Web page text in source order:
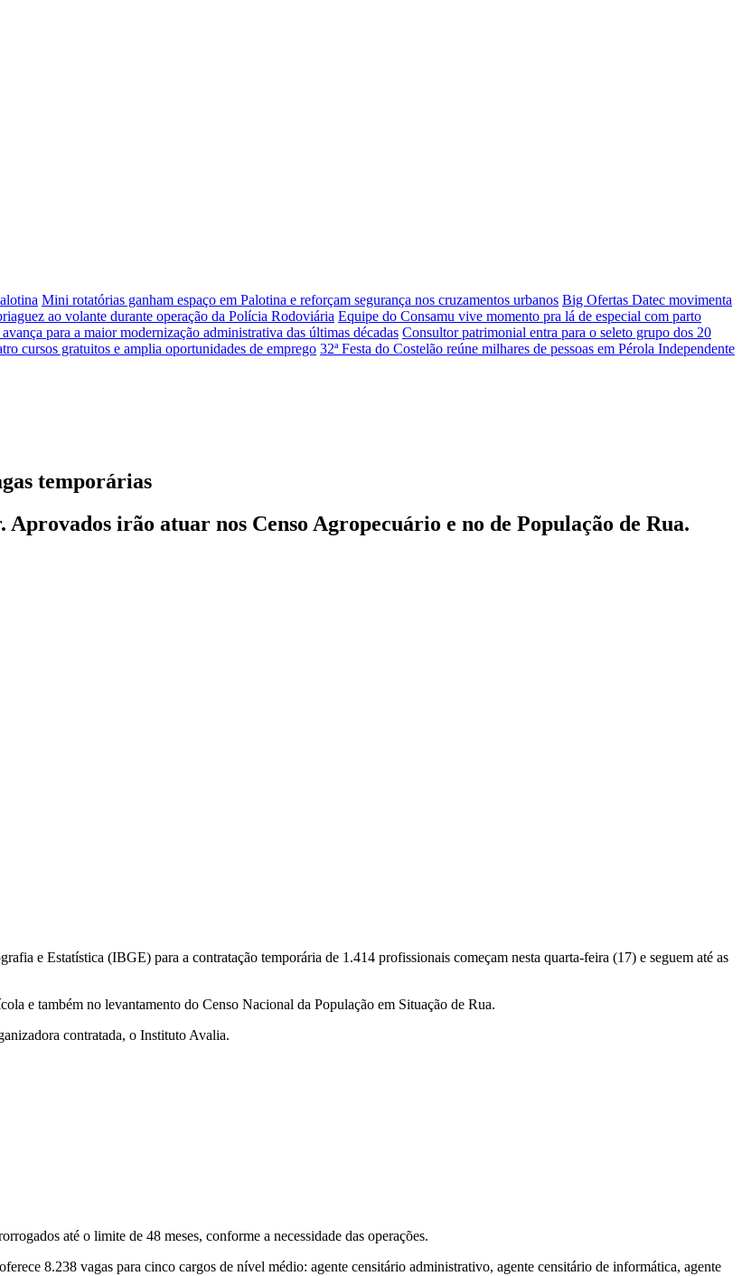
Mini rotatórias ganham espaço em Palotina e reforçam segurança nos cruzamentos urbanos Big Ofertas Datec movimenta
ao volante durante operação da Polícia Rodoviária Equipe do Consamu vive momento pra lá de especial com parto
para a maior modernização administrativa das últimas décadas Consultor patrimonial entra para o seleto grupo dos 20
cursos gratuitos e amplia oportunidades de emprego 32ª Festa do Costelão reúne milhares de pessoas em Pérola Independente
temporárias
irão atuar nos Censo Agropecuário e no de População de Rua.
e Estatística (IBGE) para a contratação temporária de 1.414 profissionais começam nesta quarta-feira (17) e seguem até as
e também no levantamento do Censo Nacional da População em Situação de Rua.
contratada, o Instituto Avalia.
até o limite de 48 meses, conforme a necessidade das operações.
8.238 vagas para cinco cargos de nível médio: agente censitário administrativo, agente censitário de informática, agente